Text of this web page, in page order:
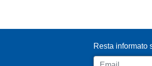
Resta informato
Email